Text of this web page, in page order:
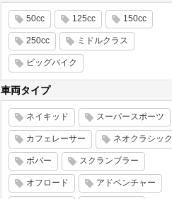
50cc 125cc 150cc
250cc ミドルクラス
ビッグバイク
車両タイプ
ネイキッド スーパースポーツ
カフェレーサー ネオクラシック
ボバー スクランブラー
オフロード アドベンチャー